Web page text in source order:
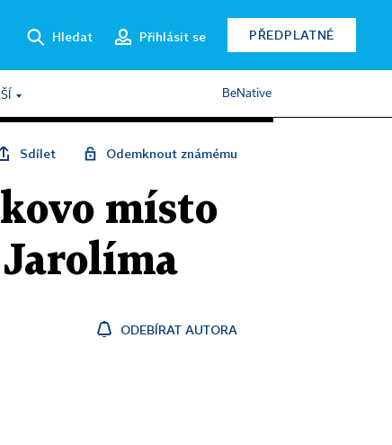
Hledat Přihlásit se PŘEDPLATNÉ
BeNative
Sdílet Odemknout známému
místo
ODEBÍRAT AUTORA